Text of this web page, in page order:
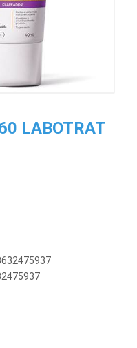
LABOTRAT